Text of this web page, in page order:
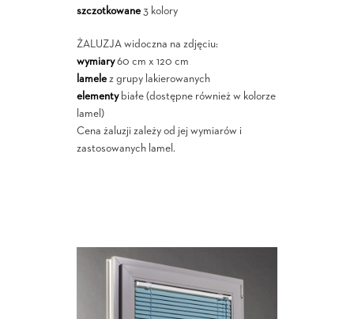
szczotkowane3 kolory
ŻALUZJA widoczna na zdjęciu:
wymiary60 cm x 120 cm
lamelez grupy lakierowanych
elementybiałe (dostępne również w kolorze
lamel)
Cena żaluzji zależy od jej wymiarów i
zastosowanych lamel.